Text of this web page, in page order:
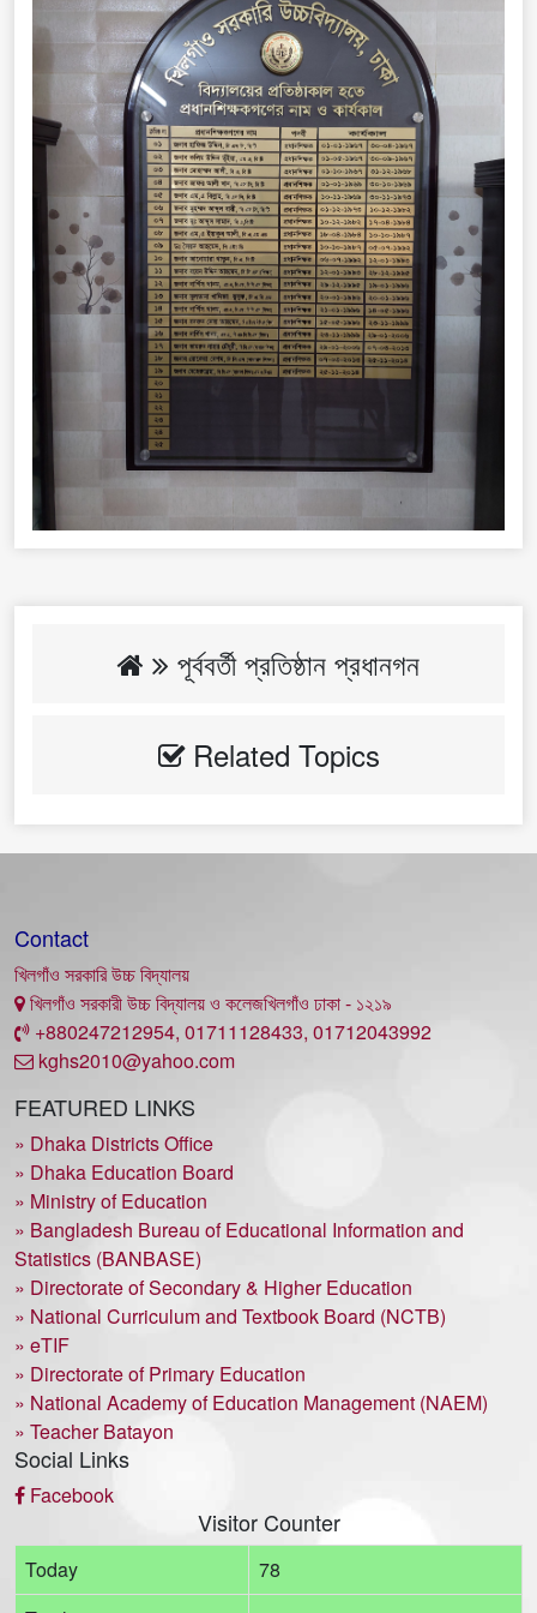
পূর্ববর্তী প্রতিষ্ঠান প্রধানগন
Related Topics
Contact
খিলগাঁও সরকারি উচ্চ বিদ্যালয়
খিলগাঁও সরকারী উচ্চ বিদ্যালয় ও কলেজখিলগাঁও ঢাকা - ১২১৯
+880247212954, 01711128433, 01712043992
kghs2010@yahoo.com
FEATURED LINKS
» Dhaka Districts Office
» Dhaka Education Board
» Ministry of Education
» Bangladesh Bureau of Educational Information and
Statistics (BANBASE)
» Directorate of Secondary & Higher Education
» National Curriculum and Textbook Board (NCTB)
» eTIF
» Directorate of Primary Education
» National Academy of Education Management (NAEM)
» Teacher Batayon
Social Links
Facebook
Visitor Counter
Today
78